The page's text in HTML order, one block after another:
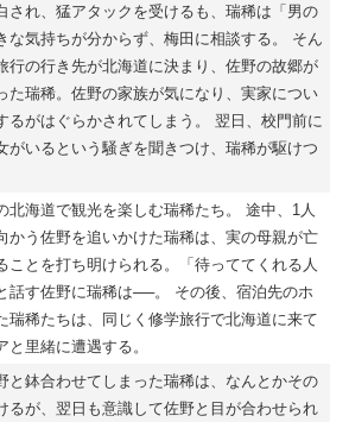
され、猛アタックを受けるも、瑞稀は「男の
な気持ちが分からず、梅田に相談する。 そん
行の行き先が北海道に決まり、佐野の故郷が
た瑞稀。佐野の家族が気になり、実家につい
るがはぐらかされてしまう。 翌日、校門前に
がいるという騒ぎを聞きつけ、瑞稀が駆けつ
北海道で観光を楽しむ瑞稀たち。 途中、1人
かう佐野を追いかけた瑞稀は、実の母親が亡
ことを打ち明けられる。「待っててくれる人
話す佐野に瑞稀は──。 その後、宿泊先のホ
瑞稀たちは、同じく修学旅行で北海道に来て
と里緒に遭遇する。
と鉢合わせてしまった瑞稀は、なんとかその
るが、翌日も意識して佐野と目が合わせられ